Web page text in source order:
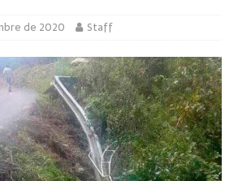
de 2020 Staff